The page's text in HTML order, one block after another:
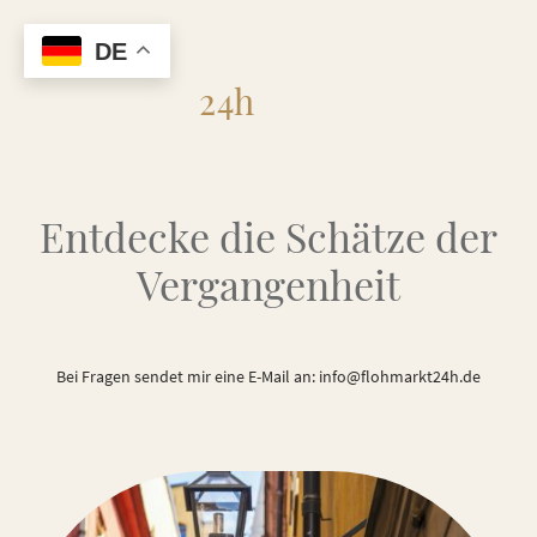
24h
Entdecke die Schätze der
Vergangenheit
Bei Fragen sendet mir eine E-Mail an: info@flohmarkt24h.de
DE